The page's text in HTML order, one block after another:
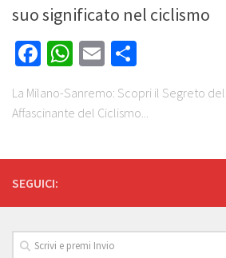
suo significato nel ciclismo
Facebook
WhatsApp
Email
La Milano-Sanremo: Scopri il Segreto
Affascinante del Ciclismo...
SEGUICI: